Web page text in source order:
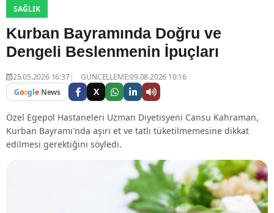
SAĞLIK
Kurban Bayramında Doğru ve
Dengeli Beslenmenin İpuçları
25.05.2026 16:37
GÜNCELLEME:09.08.2026 10:16
Google News X
Özel Egepol Hastaneleri Uzman Diyetisyeni Cansu Kahraman,
Kurban Bayramı'nda aşırı et ve tatlı tüketilmemesine dikkat
edilmesi gerektiğini söyledi.